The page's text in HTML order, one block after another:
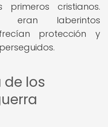
primeros cristianos.
eran laberintos
protección y
los